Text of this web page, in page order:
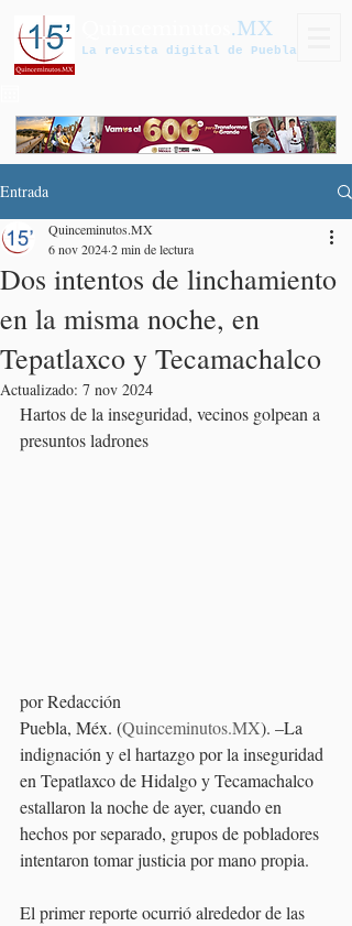
.MX
La revista digital de Puebla
Entrada
Dos intentos de linchamiento
en la misma noche, en
Tepatlaxco y Tecamachalco
Quinceminutos.MX
6 nov 20242 min de lectura
Actualizado: 7 nov 2024
Hartos de la inseguridad, vecinos golpean a
presuntos ladrones
por Redacción
Puebla, Méx. (Quinceminutos.MX). –La
indignación y el hartazgo por la inseguridad
en Tepatlaxco de Hidalgo y Tecamachalco
estallaron la noche de ayer, cuando en
hechos por separado, grupos de pobladores
intentaron tomar justicia por mano propia.
El primer reporte ocurrió alrededor de las